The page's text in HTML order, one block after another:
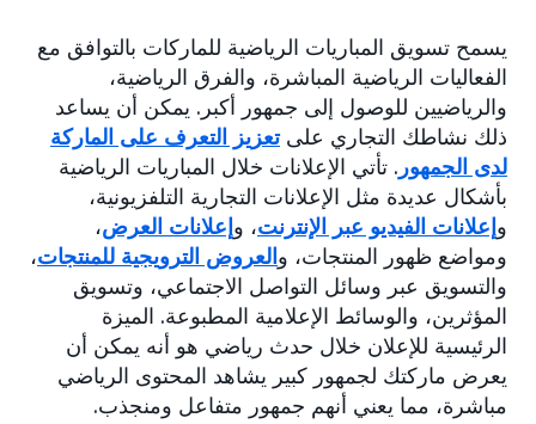
يسمح تسويق المباريات الرياضية للماركات بالتوافق مع
الفعاليات الرياضية المباشرة، والفرق الرياضية،
والرياضيين للوصول إلى جمهور أكبر. يمكن أن يساعد
ذلك نشاطك التجاري علىتعزيز التعرف على الماركة
لدى الجمهور . تأتي الإعلانات خلال المباريات الرياضية
بأشكال عديدة مثل الإعلانات التجارية التلفزيونية،
وإعلانات الفيديو عبر الإنترنت، وإعلانات العرض،
ومواضع ظهور المنتجات، والعروض الترويجية للمنتجات،
والتسويق عبر وسائل التواصل الاجتماعي، وتسويق
المؤثرين، والوسائط الإعلامية المطبوعة. الميزة
الرئيسية للإعلان خلال حدث رياضي هو أنه يمكن أن
يعرض ماركتك لجمهور كبير يشاهد المحتوى الرياضي
مباشرة، مما يعني أنهم جمهور متفاعل ومنجذب.